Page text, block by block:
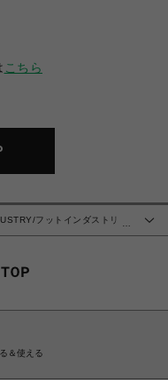
こちら
…
フットインダストリ
＆使える